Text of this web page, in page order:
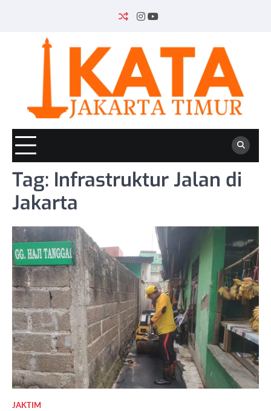
INSTAGRAM
YOUTUBE
Tag: Infrastruktur Jalan di
Jakarta
JAKTIM